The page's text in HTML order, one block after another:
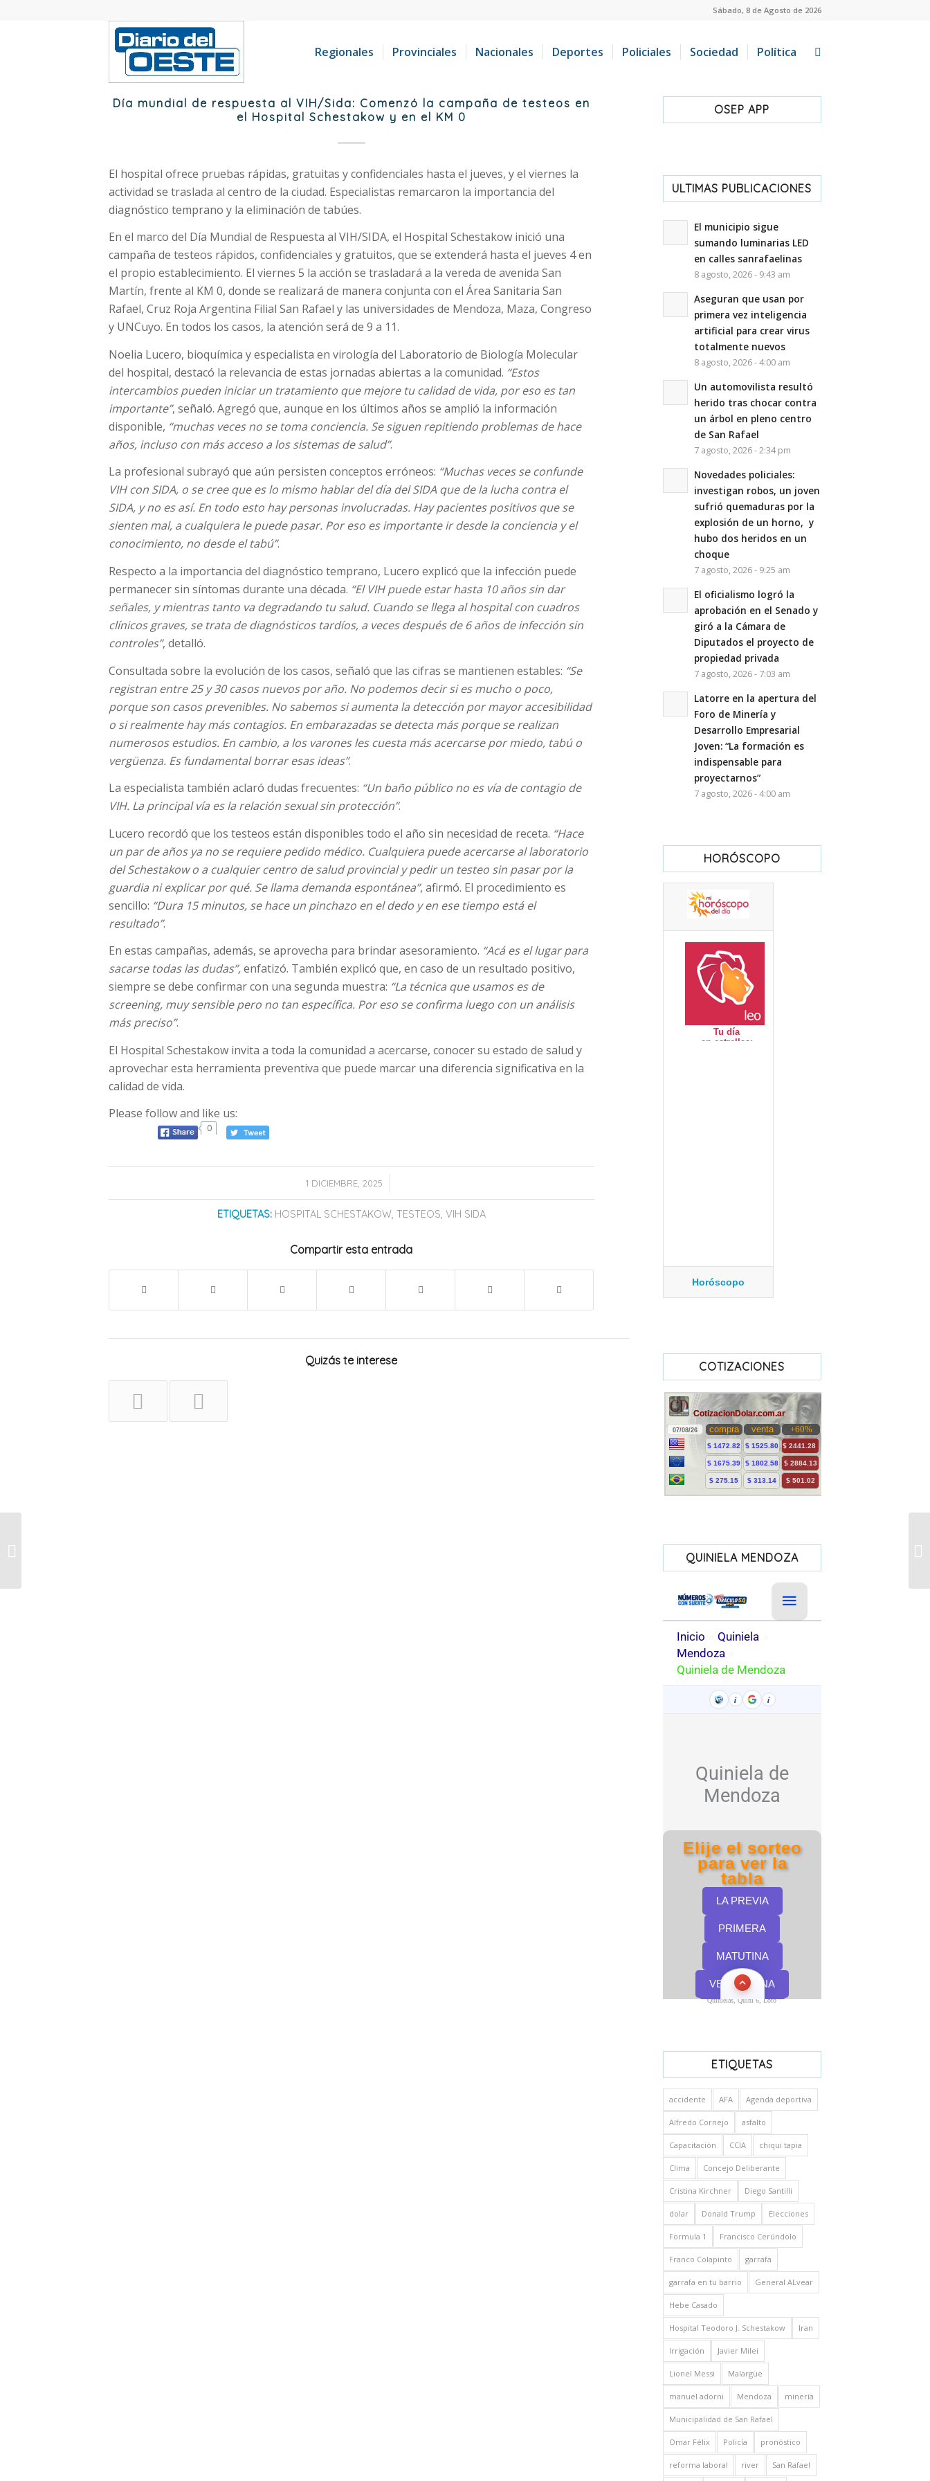
Sábado, 8 de Agosto de 2026
Regionales Provinciales Nacionales Deportes Policiales Sociedad Política
Día mundial de respuesta al VIH/Sida: Comenzó la campaña de testeos en
el Hospital Schestakow y en el KM 0
El hospital ofrece pruebas rápidas, gratuitas y confidenciales hasta el jueves, y el viernes la
actividad se traslada al centro de la ciudad. Especialistas remarcaron la importancia del
diagnóstico temprano y la eliminación de tabúes.
En el marco del Día Mundial de Respuesta al VIH/SIDA, el Hospital Schestakow inició una
campaña de testeos rápidos, confidenciales y gratuitos, que se extenderá hasta el jueves 4 en
el propio establecimiento. El viernes 5 la acción se trasladará a la vereda de avenida San
Martín, frente al KM 0, donde se realizará de manera conjunta con el Área Sanitaria San
Rafael, Cruz Roja Argentina Filial San Rafael y las universidades de Mendoza, Maza, Congreso
y UNCuyo. En todos los casos, la atención será de 9 a 11.
Noelia Lucero, bioquímica y especialista en virología del Laboratorio de Biología Molecular
del hospital, destacó la relevancia de estas jornadas abiertas a la comunidad. “Estos
intercambios pueden iniciar un tratamiento que mejore tu calidad de vida, por eso es tan
importante”, señaló. Agregó que, aunque en los últimos años se amplió la información
disponible, “muchas veces no se toma conciencia. Se siguen repitiendo problemas de hace
años, incluso con más acceso a los sistemas de salud”.
La profesional subrayó que aún persisten conceptos erróneos: “Muchas veces se confunde
VIH con SIDA, o se cree que es lo mismo hablar del día del SIDA que de la lucha contra el
SIDA, y no es así. En todo esto hay personas involucradas. Hay pacientes positivos que se
sienten mal, a cualquiera le puede pasar. Por eso es importante ir desde la conciencia y el
conocimiento, no desde el tabú”.
Respecto a la importancia del diagnóstico temprano, Lucero explicó que la infección puede
permanecer sin síntomas durante una década. “El VIH puede estar hasta 10 años sin dar
señales, y mientras tanto va degradando tu salud. Cuando se llega al hospital con cuadros
clínicos graves, se trata de diagnósticos tardíos, a veces después de 6 años de infección sin
controles”, detalló.
Consultada sobre la evolución de los casos, señaló que las cifras se mantienen estables: “Se
registran entre 25 y 30 casos nuevos por año. No podemos decir si es mucho o poco,
porque son casos prevenibles. No sabemos si aumenta la detección por mayor accesibilidad
o si realmente hay más contagios. En embarazadas se detecta más porque se realizan
numerosos estudios. En cambio, a los varones les cuesta más acercarse por miedo, tabú o
vergüenza. Es fundamental borrar esas ideas”.
La especialista también aclaró dudas frecuentes: “Un baño público no es vía de contagio de
VIH. La principal vía es la relación sexual sin protección”.
Lucero recordó que los testeos están disponibles todo el año sin necesidad de receta. “Hace
un par de años ya no se requiere pedido médico. Cualquiera puede acercarse al laboratorio
del Schestakow o a cualquier centro de salud provincial y pedir un testeo sin pasar por la
guardia ni explicar por qué. Se llama demanda espontánea”, afirmó. El procedimiento es
sencillo: “Dura 15 minutos, se hace un pinchazo en el dedo y en ese tiempo está el
resultado”.
En estas campañas, además, se aprovecha para brindar asesoramiento. “Acá es el lugar para
sacarse todas las dudas”,enfatizó. También explicó que, en caso de un resultado positivo,
siempre se debe confirmar con una segunda muestra: “La técnica que usamos es de
screening, muy sensible pero no tan específica. Por eso se confirma luego con un análisis
más preciso”.
El Hospital Schestakow invita a toda la comunidad a acercarse, conocer su estado de salud y
aprovechar esta herramienta preventiva que puede marcar una diferencia significativa en la
calidad de vida.
Please follow and like us:
0
1 DICIEMBRE, 2025
/
ETIQUETAS: HOSPITAL SCHESTAKOW, TESTEOS, VIH SIDA
Compartir esta entrada
Quizás te interese
OSEP APP
ULTIMAS PUBLICACIONES
El municipio sigue
sumando luminarias LED
en calles sanrafaelinas
8 agosto, 2026 - 9:43 am
Aseguran que usan por
primera vez inteligencia
artificial para crear virus
totalmente nuevos
8 agosto, 2026 - 4:00 am
Un automovilista resultó
herido tras chocar contra
un árbol en pleno centro
de San Rafael
7 agosto, 2026 - 2:34 pm
Novedades policiales:
investigan robos, un joven
sufrió quemaduras por la
explosión de un horno, y
hubo dos heridos en un
choque
7 agosto, 2026 - 9:25 am
El oficialismo logró la
aprobación en el Senado y
giró a la Cámara de
Diputados el proyecto de
propiedad privada
7 agosto, 2026 - 7:03 am
Latorre en la apertura del
Foro de Minería y
Desarrollo Empresarial
Joven: “La formación es
indispensable para
proyectarnos”
7 agosto, 2026 - 4:00 am
HORÓSCOPO
Horóscopo
COTIZACIONES
QUINIELA MENDOZA
Quinielas, Quini 6, Loto
ETIQUETAS
accidente AFA Agenda deportiva
Alfredo Cornejo asfalto
Capacitación CCIA chiqui tapia
Clima Concejo Deliberante
Cristina Kirchner Diego Santilli
dolar Donald Trump Elecciones
Formula 1 Francisco Cerúndolo
Franco Colapinto garrafa
garrafa en tu barrio General ALvear
Hebe Casado
Hospital Teodoro J. Schestakow Iran
Irrigación Javier Milei
Lionel Messi Malargüe
manuel adorni Mendoza minería
Municipalidad de San Rafael
Omar Félix Policía pronóstico
reforma laboral river San Rafael